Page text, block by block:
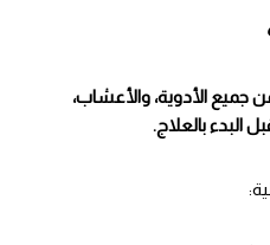
جميع الأدوية، والأعشاب،
البدء بالعلاج.